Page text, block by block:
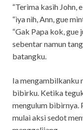
“Terìma kasìh John,
“ìya nìh, Ann, gue
“Gak Papa kok, gue
sebentar namun
batangku.
Ia mengambìlkanku
bìbìrku. Ketìka
mengulum bìbìrnya.
mulaì aksì sedot